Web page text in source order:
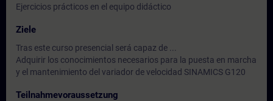
Ejercicios prácticos en el equipo didáctico
Ziele
Tras este curso presencial será capaz de ...
Adquirir los conocimientos necesarios para la puesta en marcha
y el mantenimiento del variador de velocidad SINAMICS G120
Teilnahmevoraussetzung